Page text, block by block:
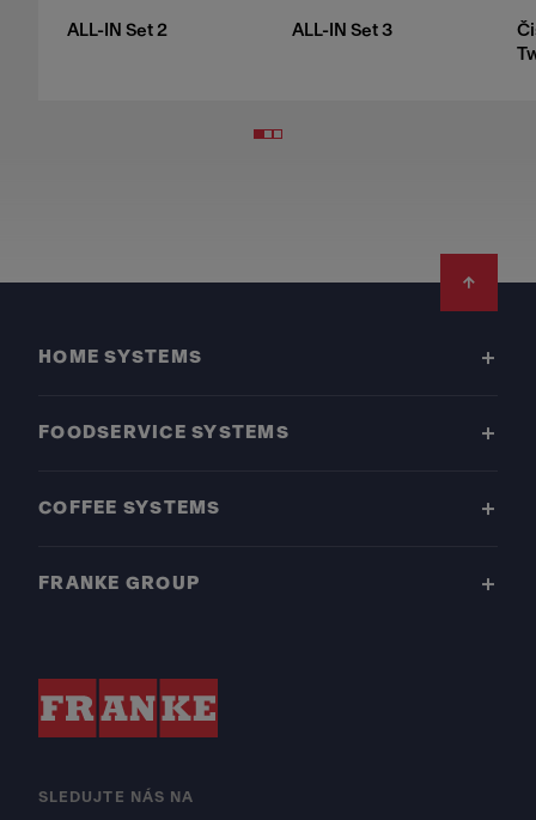
ALL-IN Set 2 ALL-IN Set 3
HOME SYSTEMS
FOODSERVICE SYSTEMS
COFFEE SYSTEMS
FRANKE GROUP
SLEDUJTE NÁS NA